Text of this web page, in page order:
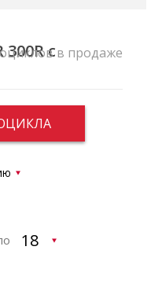
св продаже